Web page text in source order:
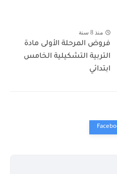
منذ 8 سنة
فروض المرحلة الأولى مادة
التربية التشكيلية الخامس
ابتدائي